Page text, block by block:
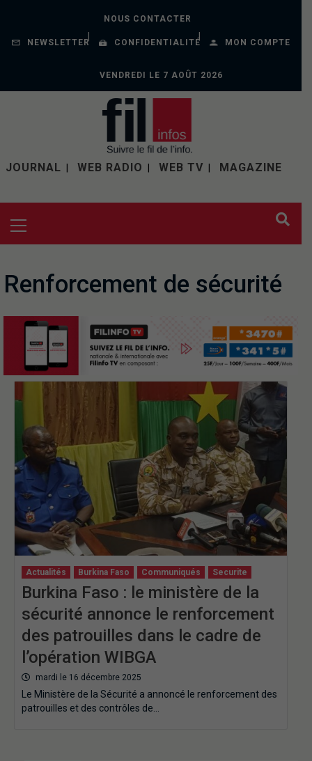
NOUS CONTACTER
NEWSLETTER CONFIDENTIALITÉ MON COMPTE
VENDREDI LE 7 AOÛT 2026
JOURNAL WEB RADIO WEB TV MAGAZINE
Renforcement de sécurité
Actualités Burkina Faso Communiqués Securite
Burkina Faso : le ministère de la
sécurité annonce le renforcement
des patrouilles dans le cadre de
l’opération WIBGA
mardi le 16 décembre 2025
Le Ministère de la Sécurité a annoncé le renforcement des
patrouilles et des contrôles de…